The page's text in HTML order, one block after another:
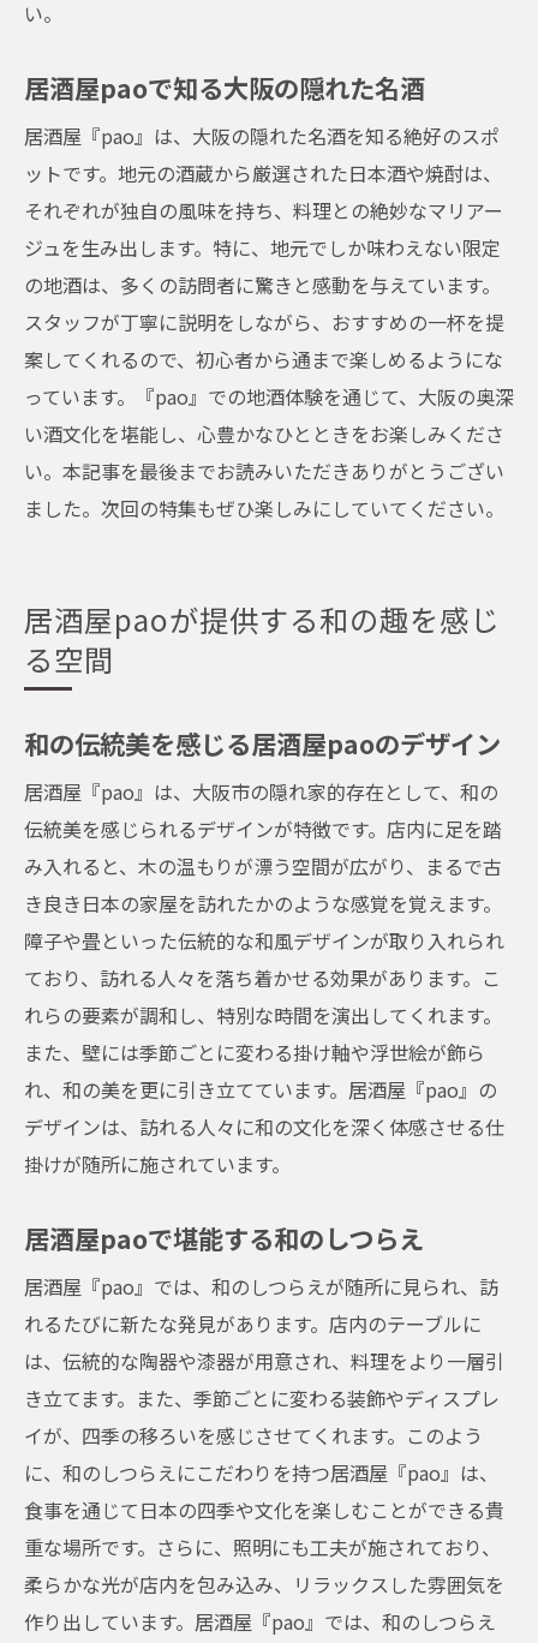
い。
居酒屋paoで知る大阪の隠れた名酒
居酒屋『pao』は、大阪の隠れた名酒を知る絶好のスポ
ットです。地元の酒蔵から厳選された日本酒や焼酎は、
それぞれが独自の風味を持ち、料理との絶妙なマリアー
ジュを生み出します。特に、地元でしか味わえない限定
の地酒は、多くの訪問者に驚きと感動を与えています。
スタッフが丁寧に説明をしながら、おすすめの一杯を提
案してくれるので、初心者から通まで楽しめるようにな
っています。『pao』での地酒体験を通じて、大阪の奥深
い酒文化を堪能し、心豊かなひとときをお楽しみくださ
い。本記事を最後までお読みいただきありがとうござい
ました。次回の特集もぜひ楽しみにしていてください。
居酒屋paoが提供する和の趣を感じ
る空間
和の伝統美を感じる居酒屋paoのデザイン
居酒屋『pao』は、大阪市の隠れ家的存在として、和の
伝統美を感じられるデザインが特徴です。店内に足を踏
み入れると、木の温もりが漂う空間が広がり、まるで古
き良き日本の家屋を訪れたかのような感覚を覚えます。
障子や畳といった伝統的な和風デザインが取り入れられ
ており、訪れる人々を落ち着かせる効果があります。こ
れらの要素が調和し、特別な時間を演出してくれます。
また、壁には季節ごとに変わる掛け軸や浮世絵が飾ら
れ、和の美を更に引き立てています。居酒屋『pao』の
デザインは、訪れる人々に和の文化を深く体感させる仕
掛けが随所に施されています。
居酒屋paoで堪能する和のしつらえ
居酒屋『pao』では、和のしつらえが随所に見られ、訪
れるたびに新たな発見があります。店内のテーブルに
は、伝統的な陶器や漆器が用意され、料理をより一層引
き立てます。また、季節ごとに変わる装飾やディスプレ
イが、四季の移ろいを感じさせてくれます。このよう
に、和のしつらえにこだわりを持つ居酒屋『pao』は、
食事を通じて日本の四季や文化を楽しむことができる貴
重な場所です。さらに、照明にも工夫が施されており、
柔らかな光が店内を包み込み、リラックスした雰囲気を
作り出しています。居酒屋『pao』では、和のしつらえ